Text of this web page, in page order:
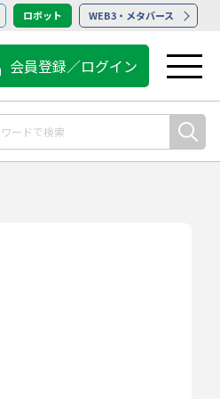
ロボット WEB3・メタバース
会員登録／ログイン
点検・保守・清掃